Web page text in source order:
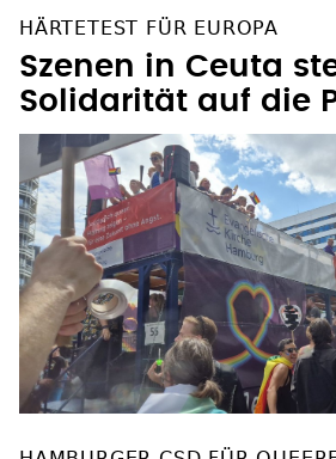
HÄRTETEST FÜR EUROPA
Szenen in Ceuta
Solidarität auf die